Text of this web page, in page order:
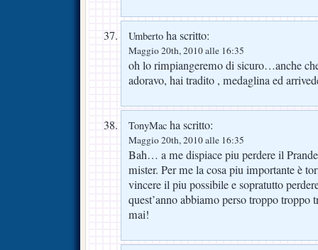
Umberto ha scritto:
Maggio 20th, 2010 alle 16:35
oh lo rimpiangeremo di sicuro…anche
adoravo, hai tradito , medaglina ed
TonyMac ha scritto:
Maggio 20th, 2010 alle 16:35
Bah… a me dispiace piu perdere il
mister. Per me la cosa piu importante è
vincere il piu possibile e sopratutto
quest’anno abbiamo perso troppo
mai!